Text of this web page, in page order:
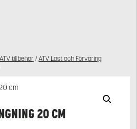
ATV tillbehör /ATV Last och Förvaring
20 CM